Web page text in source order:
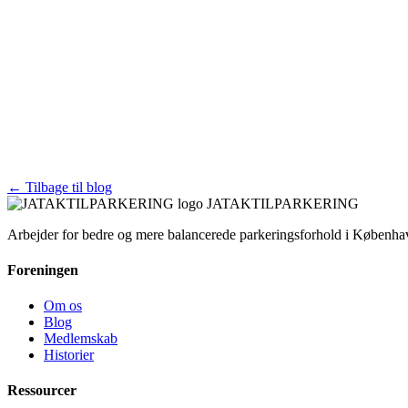
← Tilbage til blog
JATAKTILPARKERING
Arbejder for bedre og mere balancerede parkeringsforhold i
Foreningen
Om os
Blog
Medlemskab
Historier
Ressourcer